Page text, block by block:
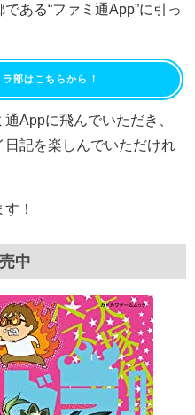
ある“ファミ通App”に引っ
部はこちらから！
Appに飛んでいただき、
記を楽しんでいただけれ
！
中